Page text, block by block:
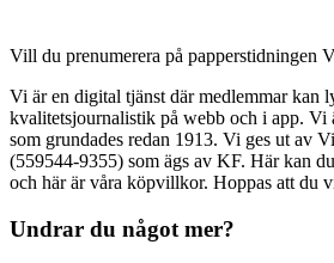
Vill du prenumerera på papperstidningen
Vi är en digital tjänst där medlemmar kan
kvalitetsjournalistik på webb och i app. Vi
som grundades redan 1913. Vi ges ut av
(559544-9355) som ägs av KF. Här kan
och här är våra köpvillkor. Hoppas att du
Undrar du något mer?